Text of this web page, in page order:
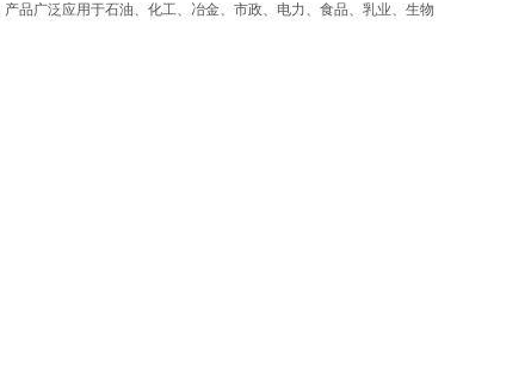
品广泛应用于石油、化工、冶金、市政、电力、食品、乳业、生物